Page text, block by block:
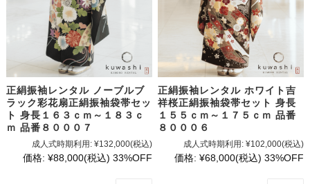
正絹振袖レンタル ノーブルブ
ラック彩花扇正絹振袖袋帯セッ
ト 身長１６３ｃｍ～１８３ｃ
ｍ 品番８０００７
成人式時期利用: ¥132,000(税込)
価格: ¥88,000(税込) 33%OFF
正絹振袖レンタル ホワイト吉
祥桜正絹振袖袋帯セット 身長
１５５ｃｍ～１７５ｃｍ 品番
８０００６
成人式時期利用: ¥102,000(税込)
価格: ¥68,000(税込) 33%OFF